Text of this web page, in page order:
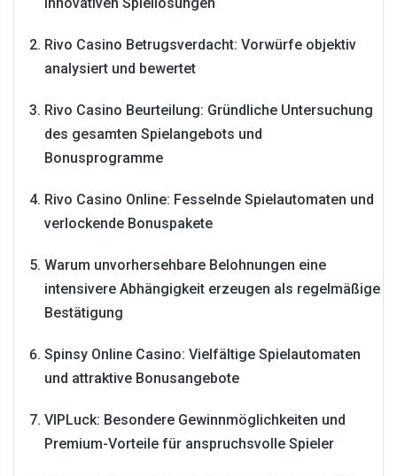
innovativen Spiellösungen
Rivo Casino Betrugsverdacht: Vorwürfe objektiv
analysiert und bewertet
Rivo Casino Beurteilung: Gründliche Untersuchung
des gesamten Spielangebots und
Bonusprogramme
Rivo Casino Online: Fesselnde Spielautomaten und
verlockende Bonuspakete
Warum unvorhersehbare Belohnungen eine
intensivere Abhängigkeit erzeugen als regelmäßige
Bestätigung
Spinsy Online Casino: Vielfältige Spielautomaten
und attraktive Bonusangebote
VIPLuck: Besondere Gewinnmöglichkeiten und
Premium-Vorteile für anspruchsvolle Spieler